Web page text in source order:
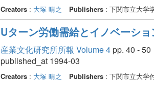
Creators: 大塚 晴之 Publishers: 下関市立大学
Uターン労働需給とイノベーシ
産業文化研究所所報 Volume 4pp. 40 - 50
published_at 1994-03
Creators: 大塚 晴之 Publishers: 下関市立大学